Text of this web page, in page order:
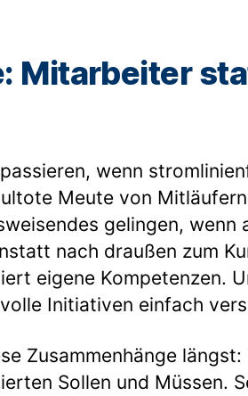
Mitarbeiter
wenn
Meute von
gelingen, wenn
nach draußen zum
eigene Kompetenzen.
Initiativen einfach
Zusammenhänge längst:
Sollen und Müssen.